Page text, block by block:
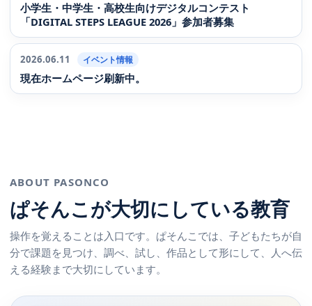
小学生・中学生・高校生向けデジタルコンテスト
「DIGITAL STEPS LEAGUE 2026」参加者募集
2026.06.11 イベント情報
現在ホームページ刷新中。
ABOUT PASONCO
ぱそんこが大切にしている教育
操作を覚えることは入口です。ぱそんこでは、子どもたちが自
分で課題を見つけ、調べ、試し、作品として形にして、人へ伝
える経験まで大切にしています。